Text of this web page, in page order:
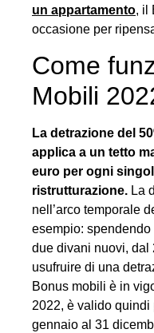
un appartamento, il
occasione per
Come
Mobili
La detrazione del
applica a un tetto
euro per ogni
ristrutturazione. La
nell’arco temporale
esempio: spendendo
due divani nuovi, dal
usufruire di una
Bonus mobili è in
2022, è valido quindi
gennaio al 31